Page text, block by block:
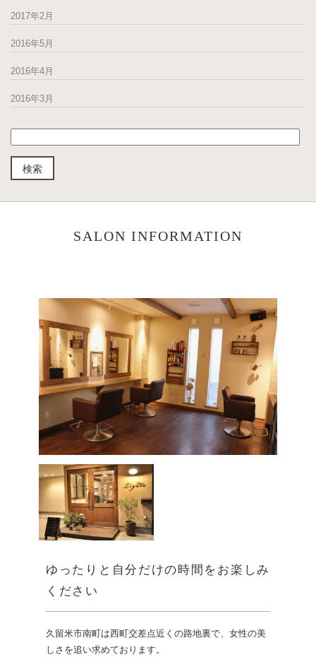
2017年2月
2016年5月
2016年4月
2016年3月
SALON INFORMATION
ゆったりと自分だけの時間をお楽しみ
ください
久留米市南町は西町交差点近くの路地裏で、女性の美
しさを追い求めております。